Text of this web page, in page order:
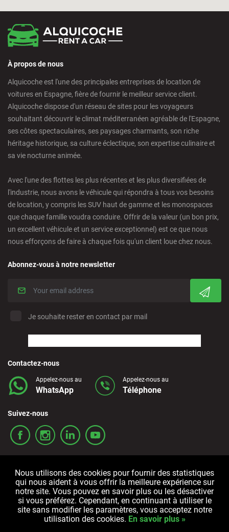
Calpe - Downtown
Castelldefels - City
Castellon - Train Station
Castro Urdiales - City
Ciudad Real - Downtown
Cordoba - Downtown
Corralejo - Fuerteventura
Crevillente - City
Fuerteventura - Airport
Granada - Downtown
Granada - Downtown
Ibiza - Airport
Javea - City
À propos de nous
Alquicoche est l'une des principales entreprises de location de
voitures en Espagne, fière de fournir le meilleur service client.
Alquicoche dispose d'un réseau de sites pour les voyageurs
souhaitant découvrir le climat méditerranéen agréable de l'Espagne,
ses côtes spectaculaires, ses paysages charmants, son riche
héritage historique, sa culture éclectique, son expertise culinaire et
sa vie nocturne animée.
Avec l'une des flottes les plus récentes et les plus diversifiées de
l'industrie, nous avons le véhicule qui répondra à tous vos besoins
de location, y compris les SUV haut de gamme et les monospaces
que chaque famille voudra conduire. Offrir de la valeur (un bon prix,
un excellent véhicule et un service exceptionnel) est ce que nous
nous efforçons de faire à chaque fois qu'un client loue chez nous.
Abonnez-vous à notre newsletter
Je souhaite rester en contact par mail
Contactez-nous
Appelez-nous au
WhatsApp
Appelez-nous au
Téléphone
Suivez-nous
Termes et conditions Politique de confidentialité Cookies
Tous droits réservés © 2006-2025 Alquicoche Rent a Car
Nous utilisons des cookies pour fournir des statistiques
qui nous aident à vous offrir la meilleure expérience sur
notre site. Vous pouvez en savoir plus ou les désactiver
si vous préférez. Cependant, en continuant à utiliser le
site sans modifier les paramètres, vous acceptez notre
utilisation des cookies. En savoir plus »